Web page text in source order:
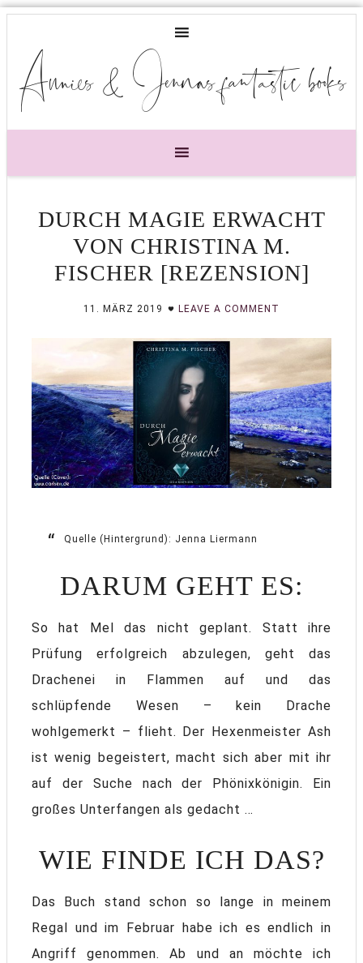
Annies & Jennas fantastic books
DURCH MAGIE ERWACHT
VON CHRISTINA M.
FISCHER [REZENSION]
11. MÄRZ 2019 LEAVE A COMMENT
Quelle (Hintergrund): Jenna Liermann
DARUM GEHT ES:
So hat Mel das nicht geplant. Statt ihre
Prüfung erfolgreich abzulegen, geht das
Drachenei in Flammen auf und das
schlüpfende Wesen – kein Drache
wohlgemerkt – flieht. Der Hexenmeister Ash
ist wenig begeistert, macht sich aber mit ihr
auf der Suche nach der Phönixkönigin. Ein
großes Unterfangen als gedacht …
WIE FINDE ICH DAS?
Das Buch stand schon so lange in meinem
Regal und im Februar habe ich es endlich in
Angriff genommen. Ab und an möchte ich